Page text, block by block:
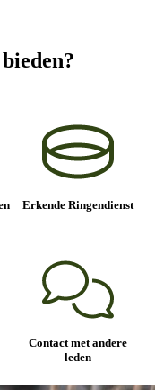
Erkende Ringendienst
Contact met andere
leden